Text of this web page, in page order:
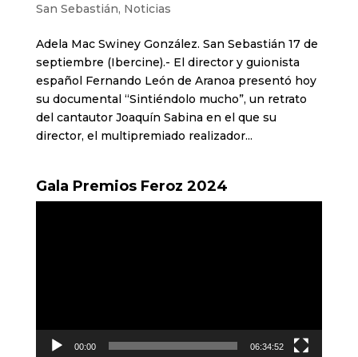
San Sebastián, Noticias
Adela Mac Swiney González. San Sebastián 17 de
septiembre (Ibercine).- El director y guionista
español Fernando León de Aranoa presentó hoy
su documental “Sintiéndolo mucho”, un retrato
del cantautor Joaquín Sabina en el que su
director, el multipremiado realizador...
Gala Premios Feroz 2024
00:00 06:34:52